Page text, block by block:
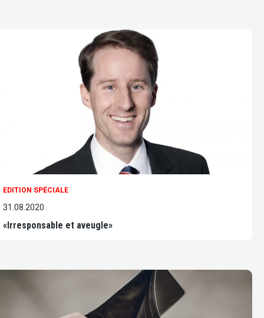
EDITION SPÉCIALE
31.08.2020
«Irresponsable et aveugle»